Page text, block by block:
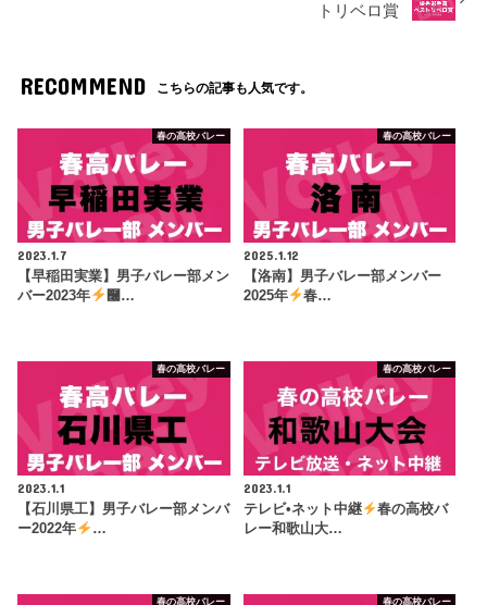
トリベロ賞
RECOMMEND こちらの記事も人気です。
春の高校バレー
2023.1.7
【早稲田実業】男子バレー部メン
バー2023年
࿠…
春の高校バレー
2025.1.12
【洛南】男子バレー部メンバー
2025年
春…
春の高校バレー
2023.1.1
【石川県工】男子バレー部メンバ
ー2022年
…
春の高校バレー
2023.1.1
テレビ•ネット中継
春の高校バ
レー和歌山大…
春の高校バレー 春の高校バレー